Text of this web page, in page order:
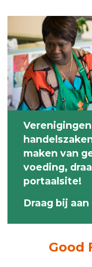
maken van
voeding,
portaalsite!
Draag bij
Good